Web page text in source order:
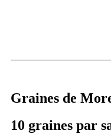
Graines de
10 graines par